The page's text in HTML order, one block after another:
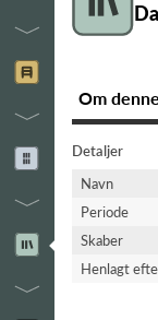
Om
Detaljer
Navn
Periode
Skaber
Henlagt